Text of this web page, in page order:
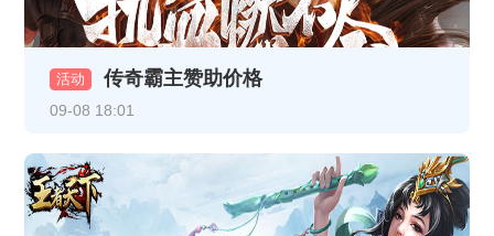
《乱世诸侯》线下活动
《热血战纪》11月17日+11月19日合服公告
《乱世诸侯》精彩开服活动
《热血战纪》10月29日-10月31日重阳线下返利活动
活动 传奇霸主赞助价格
09-08 18:01